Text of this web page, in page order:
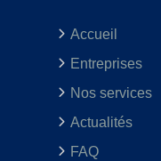
Accueil
Entreprises
Nos services
Actualités
FAQ